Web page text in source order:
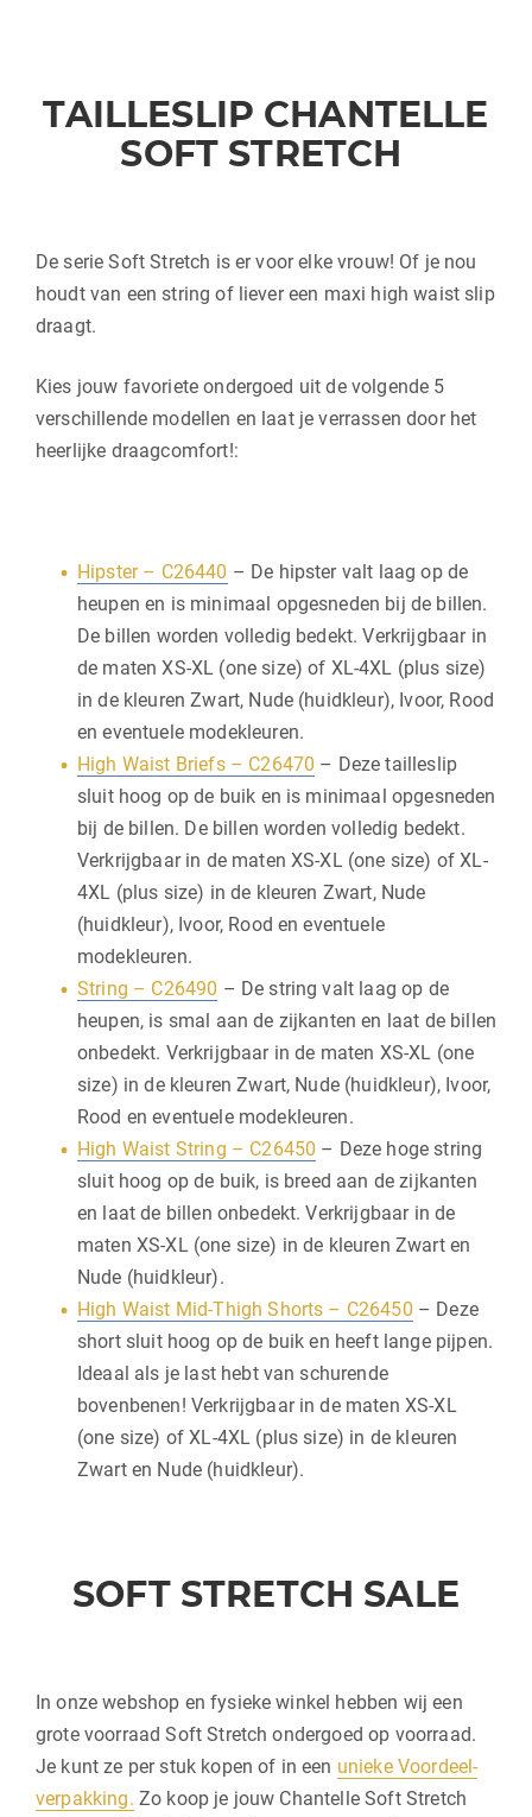
TAILLESLIP CHANTELLE
SOFT STRETCH
De serie Soft Stretch is er voor elke vrouw! Of je nou
houdt van een string of liever een maxi high waist slip
draagt.
Kies jouw favoriete ondergoed uit de volgende 5
verschillende modellen en laat je verrassen door het
heerlijke draagcomfort!:
Hipster – C26440 – De hipster valt laag op de
heupen en is minimaal opgesneden bij de billen.
De billen worden volledig bedekt. Verkrijgbaar in
de maten XS-XL (one size) of XL-4XL (plus size)
in de kleuren Zwart, Nude (huidkleur), Ivoor, Rood
en eventuele modekleuren.
High Waist Briefs – C26470 – Deze tailleslip
sluit hoog op de buik en is minimaal opgesneden
bij de billen. De billen worden volledig bedekt.
Verkrijgbaar in de maten XS-XL (one size) of XL-
4XL (plus size) in de kleuren Zwart, Nude
(huidkleur), Ivoor, Rood en eventuele
modekleuren.
String – C26490 – De string valt laag op de
heupen, is smal aan de zijkanten en laat de billen
onbedekt. Verkrijgbaar in de maten XS-XL (one
size) in de kleuren Zwart, Nude (huidkleur), Ivoor,
Rood en eventuele modekleuren.
High Waist String – C26450 – Deze hoge string
sluit hoog op de buik, is breed aan de zijkanten
en laat de billen onbedekt. Verkrijgbaar in de
maten XS-XL (one size) in de kleuren Zwart en
Nude (huidkleur).
High Waist Mid-Thigh Shorts – C26450 – Deze
short sluit hoog op de buik en heeft lange pijpen.
Ideaal als je last hebt van schurende
bovenbenen! Verkrijgbaar in de maten XS-XL
(one size) of XL-4XL (plus size) in de kleuren
Zwart en Nude (huidkleur).
SOFT STRETCH SALE
In onze webshop en fysieke winkel hebben wij een
grote voorraad Soft Stretch ondergoed op voorraad.
Je kunt ze per stuk kopen of in een unieke Voordeel-
verpakking. Zo koop je jouw Chantelle Soft Stretch